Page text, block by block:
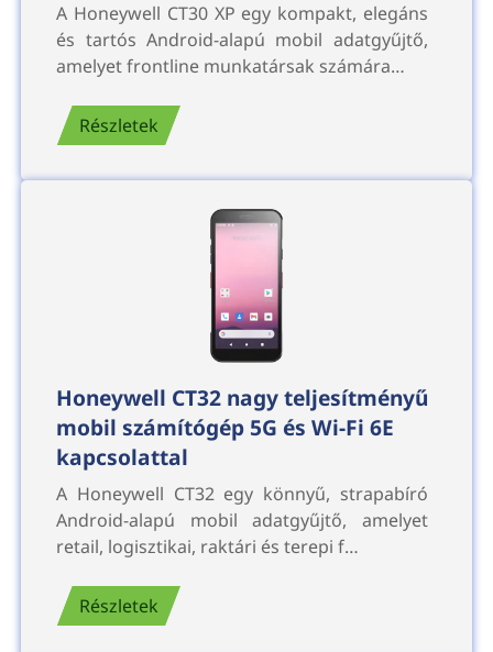
A Honeywell CT30 XP egy kompakt, elegáns
és tartós Android-alapú mobil adatgyűjtő,
amelyet frontline munkatársak számára…
Részletek
Honeywell CT32 nagy teljesítményű
mobil számítógép 5G és Wi-Fi 6E
kapcsolattal
A Honeywell CT32 egy könnyű, strapabíró
Android-alapú mobil adatgyűjtő, amelyet
retail, logisztikai, raktári és terepi f…
Részletek